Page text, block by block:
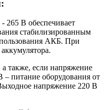
265 В обеспечивает
стабилизированным
АКБ. При
также, если напряжение
– питание оборудования от
напряжение 220 В